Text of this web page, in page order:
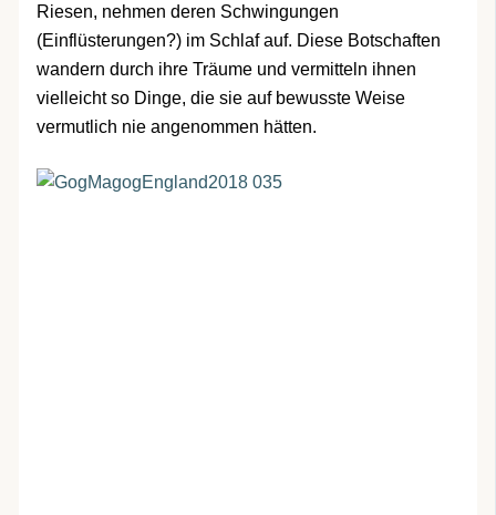
Riesen, nehmen deren Schwingungen
(Einflüsterungen?) im Schlaf auf. Diese Botschaften
wandern durch ihre Träume und vermitteln ihnen
vielleicht so Dinge, die sie auf bewusste Weise
vermutlich nie angenommen hätten.